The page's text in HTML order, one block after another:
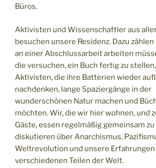
Büros.
Aktivisten und Wissenschaftler aus
besuchen unsere Residenz. Dazu
an einer Abschlussarbeit arbeiten
die versuchen, ein Buch fertig zu
Aktivisten, die ihre Batterien wieder
nachdenken, lange Spaziergänge in der
wunderschönen Natur machen und
möchten. Wir, die wir hier wohnen, und
Gäste, essen regelmäßig gemeinsam
diskutieren über Anarchismus,
Weltrevolution und unsere
verschiedenen Teilen der Welt.